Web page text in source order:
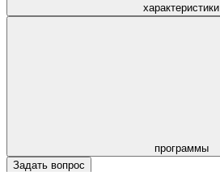
характеристики
программы
Задать вопрос